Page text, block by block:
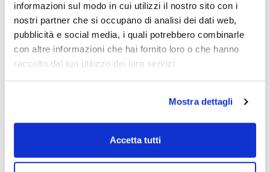
informazioni sul modo in cui utilizzi il nostro sito con i
nostri partner che si occupano di analisi dei dati web,
pubblicità e social media, i quali potrebbero combinarle
con altre informazioni che hai fornito loro o che hanno
raccolto dal tuo utilizzo dei loro servizi.
Mostra dettagli
Accetta tutti
Nuova sezione nell’articolo “ti potrebbe
interessare”
sezione “ti potrebbe interessare” che include proposte
strumentazione potrebbe trattarsi di accessori, pezzi di